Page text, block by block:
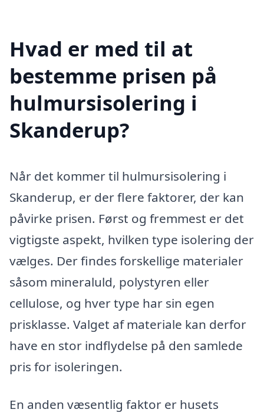
Hvad er med til at
bestemme prisen på
hulmursisolering i
Skanderup?
Når det kommer til hulmursisolering i
Skanderup, er der flere faktorer, der kan
påvirke prisen. Først og fremmest er det
vigtigste aspekt, hvilken type isolering der
vælges. Der findes forskellige materialer
såsom mineraluld, polystyren eller
cellulose, og hver type har sin egen
prisklasse. Valget af materiale kan derfor
have en stor indflydelse på den samlede
pris for isoleringen.
En anden væsentlig faktor er husets